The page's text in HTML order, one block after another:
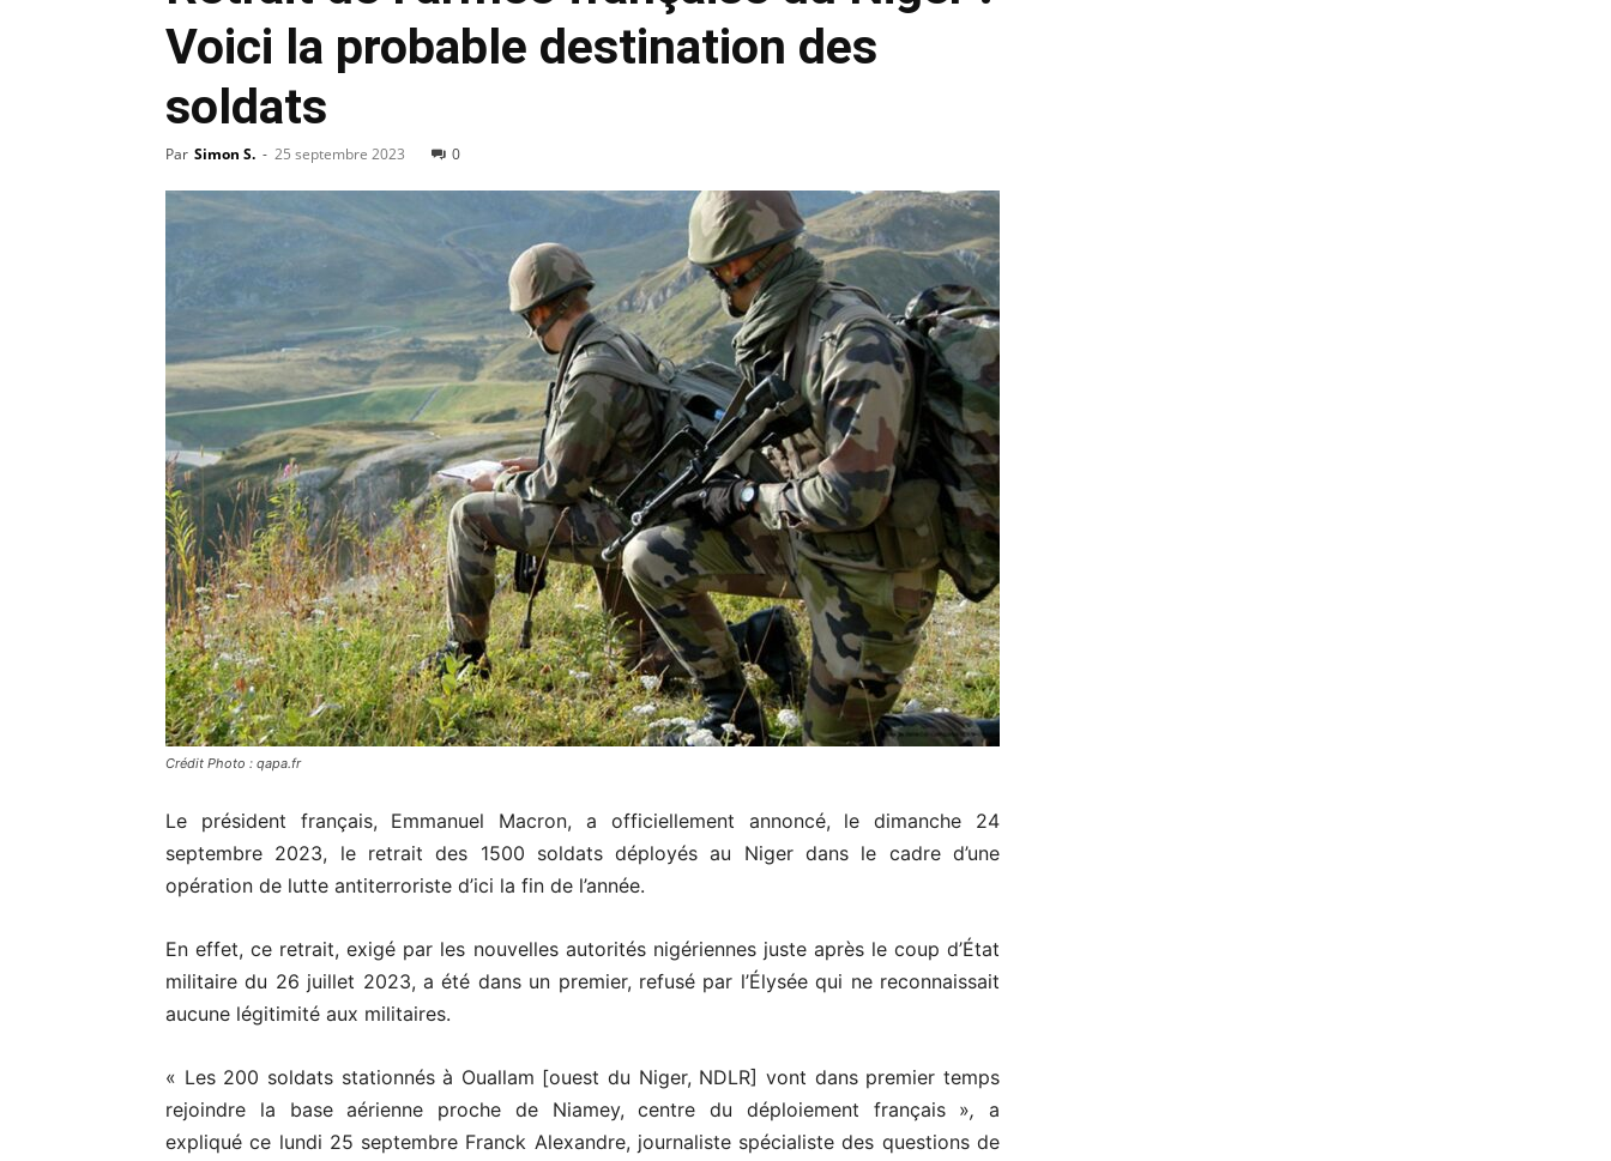
Voici la probable destination des
soldats
Par Simon S. - 25 septembre 2023 0
Crédit Photo : qapa.fr
Le président français, Emmanuel Macron, a officiellement annoncé, le dimanche 24
septembre 2023, le retrait des 1500 soldats déployés au Niger dans le cadre d’une
opération de lutte antiterroriste d’ici la fin de l’année.
En effet, ce retrait, exigé par les nouvelles autorités nigériennes juste après le coup d’État
militaire du 26 juillet 2023, a été dans un premier, refusé par l’Élysée qui ne reconnaissait
aucune légitimité aux militaires.
« Les 200 soldats stationnés à Ouallam [ouest du Niger, NDLR] vont dans premier temps
rejoindre la base aérienne proche de Niamey, centre du déploiement français », a
expliqué ce lundi 25 septembre Franck Alexandre, journaliste spécialiste des questions de